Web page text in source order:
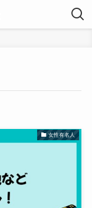
女性有名人